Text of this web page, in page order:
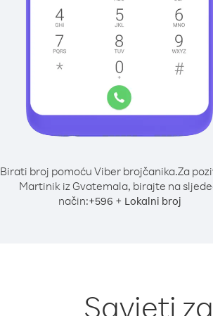
Birati broj pomoću Viber brojčanika.Za
Martinik iz Gvatemala, birajte na
način:+596 + Lokalni broj
Savjeti